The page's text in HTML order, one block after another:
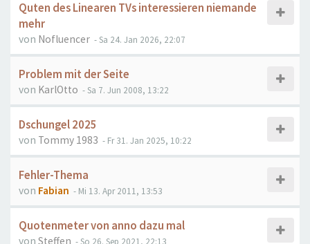
Quten des Linearen TVs interessieren niemande
mehr
von Nofluencer - Sa 24. Jan 2026, 22:07
Problem mit der Seite
von KarlOtto - Sa 7. Jun 2008, 13:22
Dschungel 2025
von Tommy 1983 - Fr 31. Jan 2025, 10:22
Fehler-Thema
von Fabian - Mi 13. Apr 2011, 13:53
Quotenmeter von anno dazu mal
von Steffen - So 26. Sep 2021, 22:13